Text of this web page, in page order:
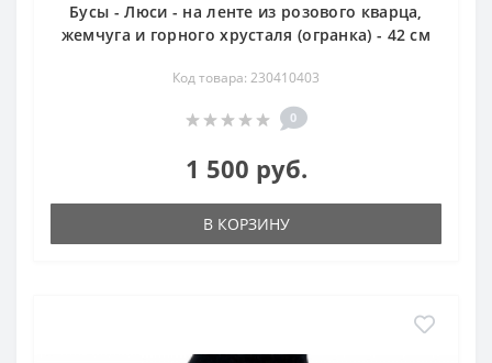
Бусы - Люси - на ленте из розового кварца,
жемчуга и горного хрусталя (огранка) - 42 см
Код товара: 230410403
0
1 500 руб.
В КОРЗИНУ